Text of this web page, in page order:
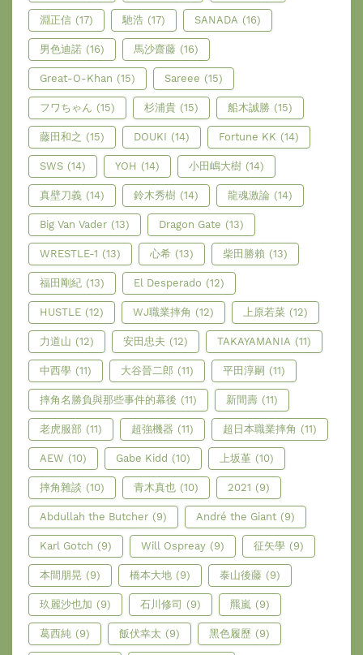
淵正信 (17) 馳浩 (17) SANADA (16)
男色迪諾 (16) 馬沙齋藤 (16)
Great-O-Khan (15) Sareee (15)
フワちゃん (15) 杉浦貴 (15) 船木誠勝 (15)
藤田和之 (15) DOUKI (14) Fortune KK (14)
SWS (14) YOH (14) 小田嶋大樹 (14)
真壁刀義 (14) 鈴木秀樹 (14) 龍魂激論 (14)
Big Van Vader (13) Dragon Gate (13)
WRESTLE-1 (13) 心希 (13) 柴田勝賴 (13)
福田剛紀 (13) El Desperado (12)
HUSTLE (12) WJ職業摔角 (12) 上原若菜 (12)
力道山 (12) 安田忠夫 (12) TAKAYAMANIA (11)
中西學 (11) 大谷晉二郎 (11) 平田淳嗣 (11)
摔角名勝負與那些事件的幕後 (11) 新間壽 (11)
老虎服部 (11) 超強機器 (11) 超日本職業摔角 (11)
AEW (10) Gabe Kidd (10) 上坂堇 (10)
摔角雜談 (10) 青木真也 (10) 2021 (9)
Abdullah the Butcher (9) André the Giant (9)
Karl Gotch (9) Will Ospreay (9) 征矢學 (9)
本間朋晃 (9) 橋本大地 (9) 泰山後藤 (9)
玖麗沙也加 (9) 石川修司 (9) 羆嵐 (9)
葛西純 (9) 飯伏幸太 (9) 黑色履歷 (9)